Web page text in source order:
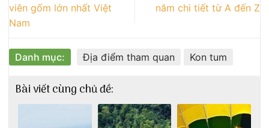
viên gốm lớn nhất Việt
Nam
năm chi tiết từ A đến Z
Danh mục: Địa điểm tham quan Kon tum
Bài viết cùng chủ đề: